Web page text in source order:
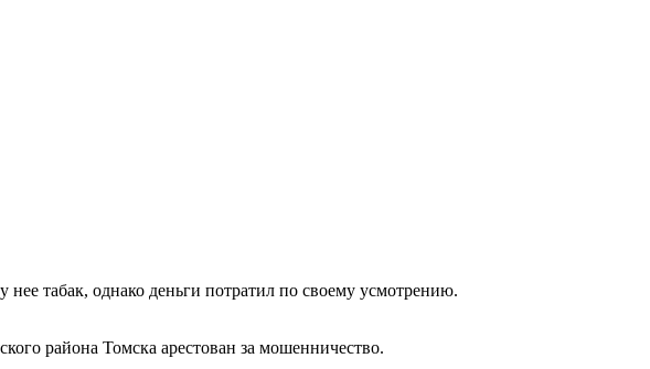
табак, однако деньги потратил по своему усмотрению.
района Томска арестован за мошенничество.